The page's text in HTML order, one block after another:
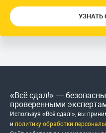
УЗНАТЬ
«Всё сдал!» —
проверенными
Используя «Всё сдал!», вы
и политику обработки